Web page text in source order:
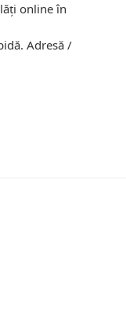
online în
Adresă /